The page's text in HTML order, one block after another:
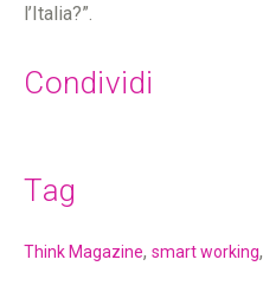
l’Italia?”.
Condividi
Tag
Think Magazine, smart working,